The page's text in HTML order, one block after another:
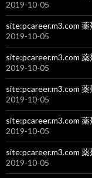
2019-10-05
site:pcareer.m3.com
2019-10-05
site:pcareer.m3.com
2019-10-05
site:pcareer.m3.com
2019-10-05
site:pcareer.m3.com
2019-10-05
site:pcareer.m3.com
2019-10-05